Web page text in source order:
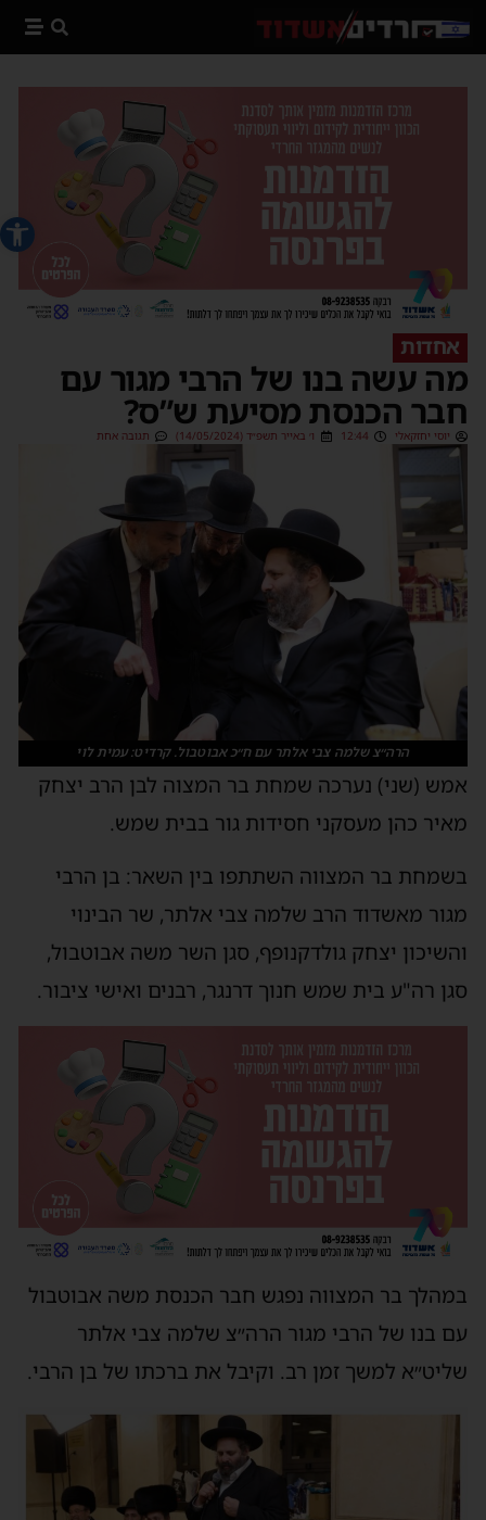
פתח
אחדות
מה עשה בנו של הרבי מגור עם
חבר הכנסת מסיעת ש”ס?
יוסי יחזקאלי 12:44 ו׳ באייר תשפ״ד (14/05/2024) תגובה אחת
הרה״צ שלמה צבי אלתר עם ח״כ אבוטבול. קרדיט: עמית לוי
אמש (שני) נערכה שמחת בר המצוה לבן הרב יצחק
מאיר כהן מעסקני חסידות גור בבית שמש.
בשמחת בר המצווה השתתפו בין השאר: בן הרבי
מגור מאשדוד הרב שלמה צבי אלתר, שר הבינוי
והשיכון יצחק גולדקנופף, סגן השר משה אבוטבול,
סגן רה"ע בית שמש חנוך דרנגר, רבנים ואישי ציבור.
במהלך בר המצווה נפגש חבר הכנסת משה אבוטבול
עם בנו של הרבי מגור הרה״צ שלמה צבי אלתר
שליט״א למשך זמן רב. וקיבל את ברכתו של בן הרבי.